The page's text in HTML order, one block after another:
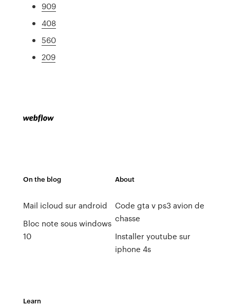
909
408
560
209
On the blog
Mail icloud sur android
Bloc note sous windows
10
About
Code gta v ps3 avion de
chasse
Installer youtube sur
iphone 4s
Learn